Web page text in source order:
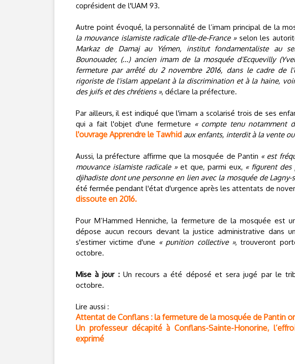
coprésident de l'UAM 93.
Autre point évoqué, la personnalité de l’imam principal de la
la mouvance islamiste radicale d'lle-de-France »selon les
Markaz de Damaj au Yémen, institut fondamentaliste au
Bounouader, (...) ancien imam de la mosquée d'Ecquevilly
fermeture par arrêté du 2 novembre 2016, dans le cadre de
rigoriste de l'islam appelant à la discrimination et à la haine,
des juifs et des chrétiens », déclare la préfecture.
Par ailleurs, il est indiqué que l'imam a scolarisé trois de ses
qui a fait l'objet d'une fermeture « compte tenu notamment
l'ouvrage Apprendre le Tawhid aux enfants, interdit à la vente
Aussi, la préfecture affirme que la mosquée de Pantin « est
mouvance islamiste radicale »et que, parmi eux, « figurent
djihadiste dont une personne en lien avec la mosquée de Lagny-
été fermée pendant l'état d'urgence après les attentats de
dissoute en 2016.
Pour M’Hammed Henniche, la fermeture de la mosquée est
dépose aucun recours devant la justice administrative dans
s'estimer victime d'une « punition collective », trouveront
octobre.
Mise à jour :Un recours a été déposé et sera jugé par le
octobre.
Lire aussi :
Attentat de Conflans : la fermeture de la mosquée de Pantin
Un professeur décapité à Conflans-Sainte-Honorine,
exprimé